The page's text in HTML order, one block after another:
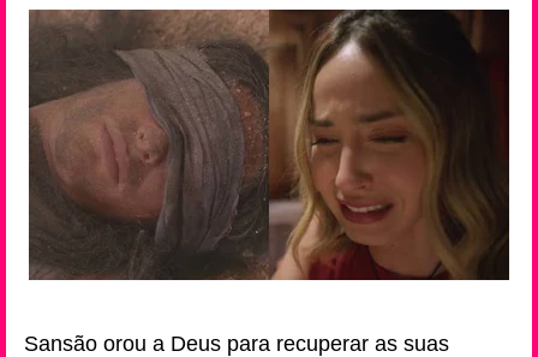
Sansão orou a Deus para recuperar as suas